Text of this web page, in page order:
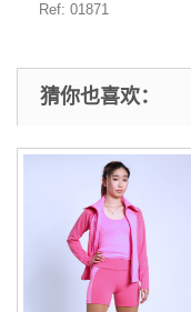
Ref: 01871
猜你也喜欢：